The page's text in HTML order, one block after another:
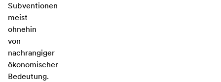
Subventionen
meist
ohnehin
von
nachrangiger
ökonomischer
Bedeutung.